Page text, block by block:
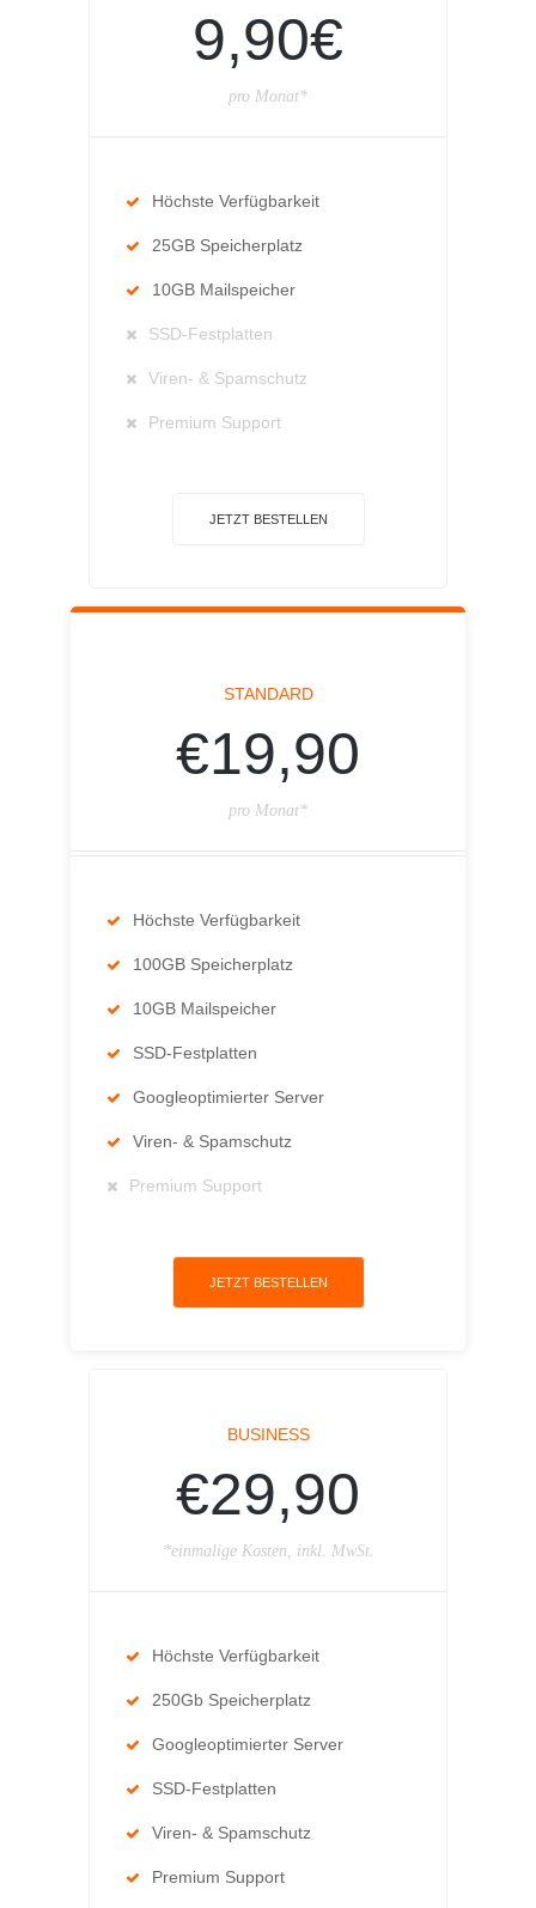
9,90€
pro Monat*
Höchste Verfügbarkeit
25GB Speicherplatz
10GB Mailspeicher
SSD-Festplatten
Viren- & Spamschutz
Premium Support
JETZT BESTELLEN
STANDARD
€19,90
pro Monat*
Höchste Verfügbarkeit
100GB Speicherplatz
10GB Mailspeicher
SSD-Festplatten
Googleoptimierter Server
Viren- & Spamschutz
Premium Support
JETZT BESTELLEN
BUSINESS
€29,90
*einmalige Kosten, inkl. MwSt.
Höchste Verfügbarkeit
250Gb Speicherplatz
Googleoptimierter Server
SSD-Festplatten
Viren- & Spamschutz
Premium Support